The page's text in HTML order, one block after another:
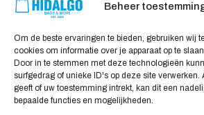
Beheer
Om de beste ervaringen te bieden, gebruiken wij
cookies om informatie over je apparaat op te
Door in te stemmen met deze technologieën
surfgedrag of unieke ID's op deze site
geeft of uw toestemming intrekt, kan dit een
bepaalde functies en mogelijkheden.
Veilig Shoppen
Algemene Voorwaarden
Privacy Verklaring
Cookie Verklaring
Aansprakelijkheid